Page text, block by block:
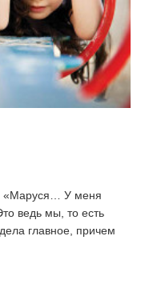
«Маруся… У меня
ведь мы, то есть
главное, причем